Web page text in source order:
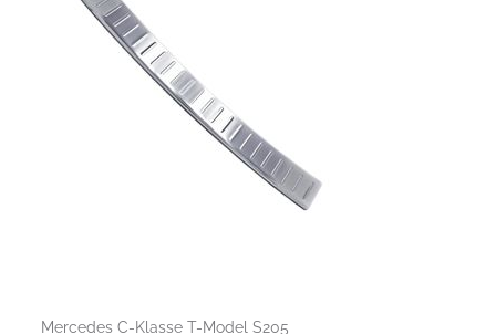
Mercedes C-Klasse T-Model S205